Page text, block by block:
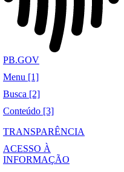
PB.GOV
Menu [1]
Busca [2]
Conteúdo [3]
TRANSPARÊNCIA
ACESSO À
INFORMAÇÃO